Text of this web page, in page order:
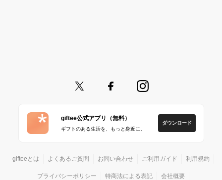
giftee公式アプリ（無料）
ギフトのある生活を、もっと身近に。
ダウンロード
gifteeとは よくあるご質問 お問い合わせ ご利用ガイド 利用規約
プライバシーポリシー 特商法による表記 会社概要